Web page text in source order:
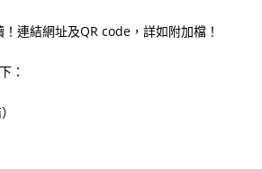
連結網址及QR code，詳如附加檔！
：